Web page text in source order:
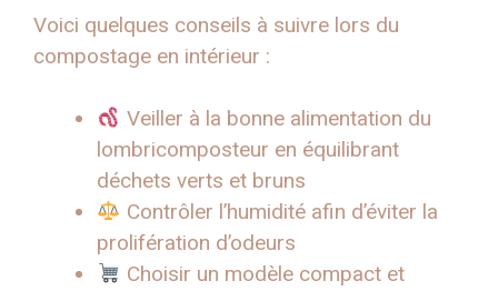
Voici quelques conseils à suivre lors du
compostage en intérieur :
Veiller à la bonne alimentation du
lombricomposteur en équilibrant
déchets verts et bruns
Contrôler l’humidité afin d’éviter la
prolifération d’odeurs
Choisir un modèle compact et